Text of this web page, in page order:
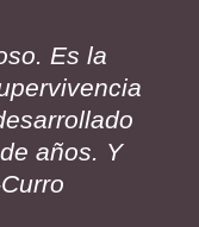
Es la
años. Y